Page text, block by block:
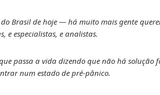
Brasil de hoje — há muito mais gente
e especialistas, e analistas.
passa a vida dizendo que não há solução
num estado de pré-pânico.